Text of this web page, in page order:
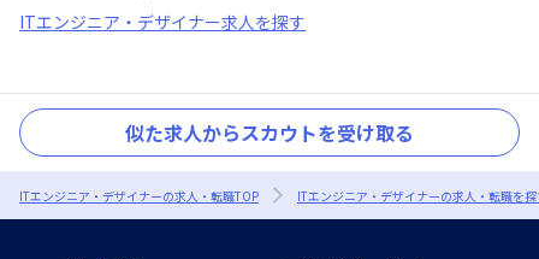
ITエンジニア・デザイナー求人を探す
似た求人からスカウトを受け取る
ITエンジニア・デザイナーの求人・転職TOP ITエンジニア・デザイナーの求人・転職を